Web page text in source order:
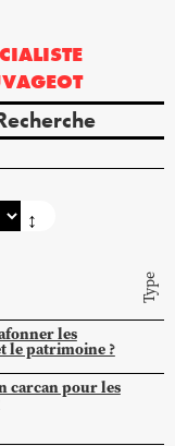
↕
Type
les
le patrimoine ?
carcan pour les